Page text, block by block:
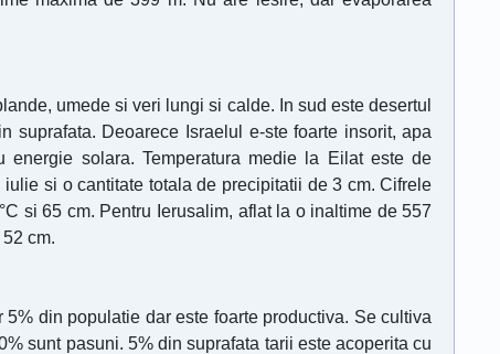
umede si veri lungi si calde. In sud este desertul
suprafata. Deoarece Israelul e-ste foarte insorit, apa
energie solara. Temperatura medie la Eilat este de
iulie si o cantitate totala de precipitatii de 3 cm. Cifrele
si 65 cm. Pentru Ierusalim, aflat la o inaltime de 557
cm.
din populatie dar este foarte productiva. Se cultiva
sunt pasuni. 5% din suprafata tarii este acoperita cu